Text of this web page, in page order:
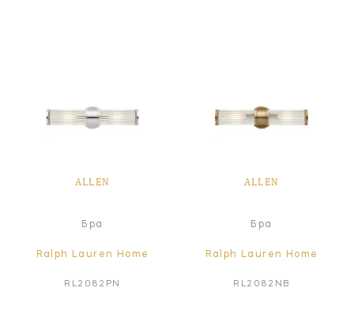
ALLEN
Бра
Ralph Lauren Home
RL2082PN
ALLEN
Бра
Ralph Lauren Home
RL2082NB